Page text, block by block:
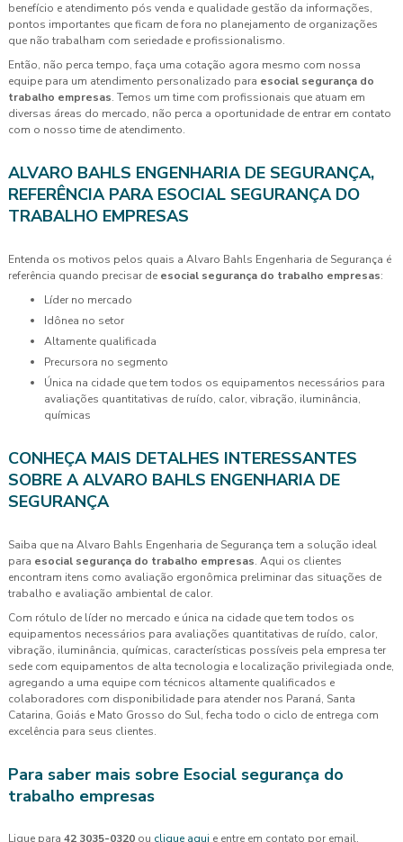
benefício e atendimento pós venda e qualidade gestão da informações,
pontos importantes que ficam de fora no planejamento de organizações
que não trabalham com seriedade e profissionalismo.
Então, não perca tempo, faça uma cotação agora mesmo com nossa
equipe para um atendimento personalizado para esocial segurança do
trabalho empresas. Temos um time com profissionais que atuam em
diversas áreas do mercado, não perca a oportunidade de entrar em contato
com o nosso time de atendimento.
ALVARO BAHLS ENGENHARIA DE SEGURANÇA,
REFERÊNCIA PARA ESOCIAL SEGURANÇA DO
TRABALHO EMPRESAS
Entenda os motivos pelos quais a Alvaro Bahls Engenharia de Segurança é
referência quando precisar de esocial segurança do trabalho empresas:
líder no mercado
idônea no setor
altamente qualificada
precursora no segmento
única na cidade que tem todos os equipamentos necessários para
avaliações quantitativas de ruído, calor, vibração, iluminância,
químicas
CONHEÇA MAIS DETALHES INTERESSANTES
SOBRE A ALVARO BAHLS ENGENHARIA DE
SEGURANÇA
Saiba que na Alvaro Bahls Engenharia de Segurança tem a solução ideal
para esocial segurança do trabalho empresas. Aqui os clientes
encontram itens como avaliação ergonômica preliminar das situações de
trabalho e avaliação ambiental de calor.
Com rótulo de líder no mercado e única na cidade que tem todos os
equipamentos necessários para avaliações quantitativas de ruído, calor,
vibração, iluminância, químicas, características possíveis pela empresa ter
sede com equipamentos de alta tecnologia e localização privilegiada onde,
agregando a uma equipe com técnicos altamente qualificados e
colaboradores com disponibilidade para atender nos Paraná, Santa
Catarina, Goiás e Mato Grosso do Sul, fecha todo o ciclo de entrega com
excelência para seus clientes.
Para saber mais sobre Esocial segurança do
trabalho empresas
Ligue para 42 3035-0320 ou clique aqui e entre em contato por email.